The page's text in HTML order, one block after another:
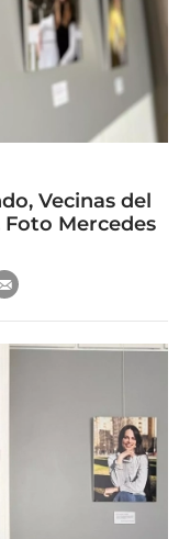
Vecinas del
Mercedes